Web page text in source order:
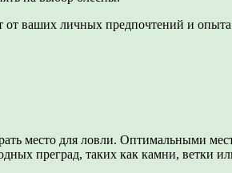
ваших личных предпочтений и
место для ловли. Оптимальными
преград, таких как камни, ветки